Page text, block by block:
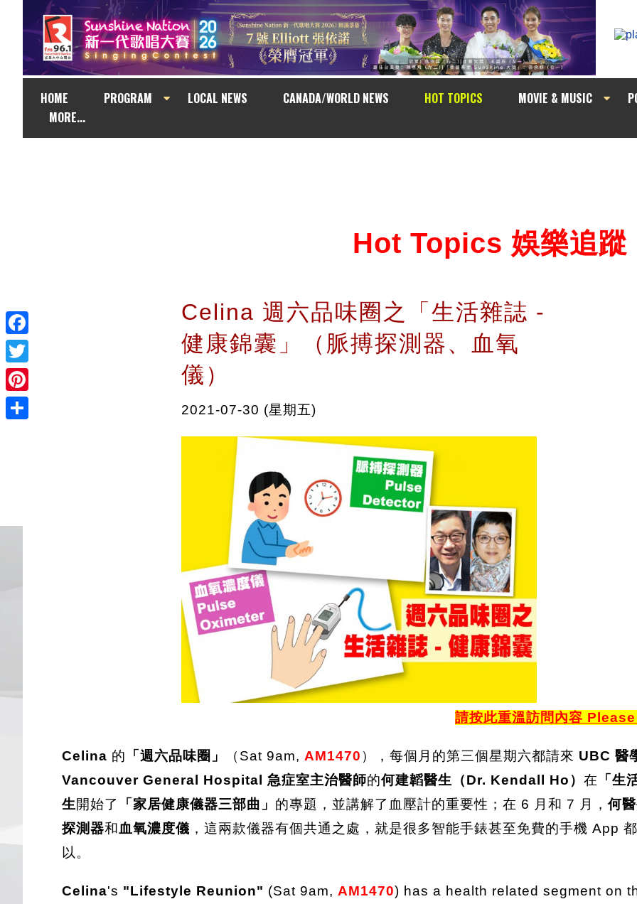
HOME PROGRAM LOCAL NEWS CANADA/WORLD NEWS HOT TOPICS MOVIE & MUSIC
MORE...
Facebook
Twitter
Pinterest
Hot Topics 娛樂追蹤
Celina 週六品味圈之「生活雜誌 -
健康錦囊」（脈搏探測器、血氧
儀）
2021-07-30 (星期五)
請按此重溫訪問內容
Celina 的 「週六品味圈」 （Sat 9am, AM1470 ），每個月的第三個星期六都請來 UBC 醫
Vancouver General Hospital 急症室主治醫師的何建韜醫生（Dr. Kendall Ho） 在 「生
生開始了 「家居健康儀器三部曲」 的專題，並講解了血壓計的重要性；在 6 月和 7 月， 何
探測器和血氧濃度儀 ，這兩款儀器有個共通之處，就是很多智能手錶甚至免費的手機 App
以。
Celina's "Lifestyle Reunion" (Sat 9am, AM1470) has a health related segment on